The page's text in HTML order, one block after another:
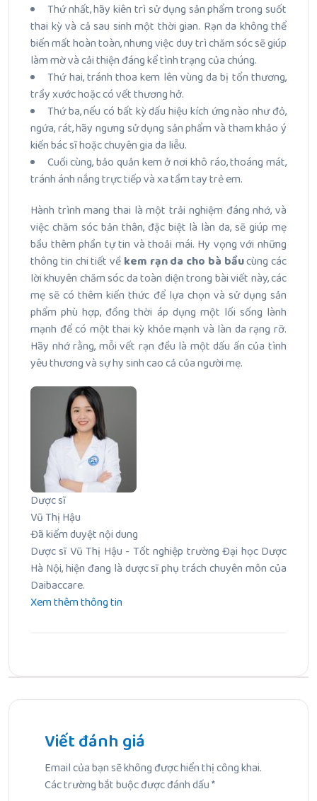
Thứ nhất, hãy kiên trì sử dụng sản phẩm trong suốt
thai kỳ và cả sau sinh một thời gian. Rạn da không thể
biến mất hoàn toàn, nhưng việc duy trì chăm sóc sẽ giúp
làm mờ và cải thiện đáng kể tình trạng của chúng.
Thứ hai, tránh thoa kem lên vùng da bị tổn thương,
trầy xước hoặc có vết thương hở.
Thứ ba, nếu có bất kỳ dấu hiệu kích ứng nào như đỏ,
ngứa, rát, hãy ngưng sử dụng sản phẩm và tham khảo ý
kiến bác sĩ hoặc chuyên gia da liễu.
Cuối cùng, bảo quản kem ở nơi khô ráo, thoáng mát,
tránh ánh nắng trực tiếp và xa tầm tay trẻ em.
Hành trình mang thai là một trải nghiệm đáng nhớ, và
việc chăm sóc bản thân, đặc biệt là làn da, sẽ giúp mẹ
bầu thêm phần tự tin và thoải mái. Hy vọng với những
thông tin chi tiết về kem rạn da cho bà bầucùng các
lời khuyên chăm sóc da toàn diện trong bài viết này, các
mẹ sẽ có thêm kiến thức để lựa chọn và sử dụng sản
phẩm phù hợp, đồng thời áp dụng một lối sống lành
mạnh để có một thai kỳ khỏe mạnh và làn da rạng rỡ.
Hãy nhớ rằng, mỗi vết rạn đều là một dấu ấn của tình
yêu thương và sự hy sinh cao cả của người mẹ.
Dược sĩ
Vũ Thị Hậu
Đã kiểm duyệt nội dung
Dược sĩ Vũ Thị Hậu - Tốt nghiệp trường Đại học Dược
Hà Nội, hiện đang là dược sĩ phụ trách chuyên môn của
Daibaccare.
Xem thêm thông tin
Những loại mặt nạ giấy tốt cho bà bầu: Cách chọn và gợi
Bài Tiếp Theo
Clindamycin có dùng được cho bà bầu không?
Viết đánh giá
Email của bạn sẽ không được hiển thị công khai.
Các trường bắt buộc được đánh dấu*